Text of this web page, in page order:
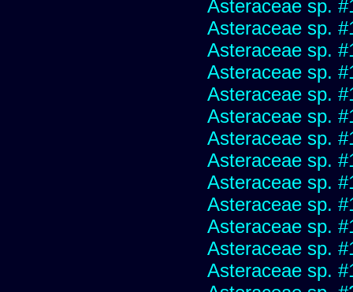
Asteraceae sp.
Asteraceae sp.
Asteraceae sp.
Asteraceae sp.
Asteraceae sp.
Asteraceae sp.
Asteraceae sp.
Asteraceae sp.
Asteraceae sp.
Asteraceae sp.
Asteraceae sp.
Asteraceae sp.
Asteraceae sp.